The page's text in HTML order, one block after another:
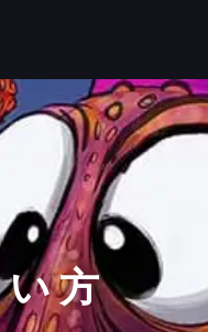
方